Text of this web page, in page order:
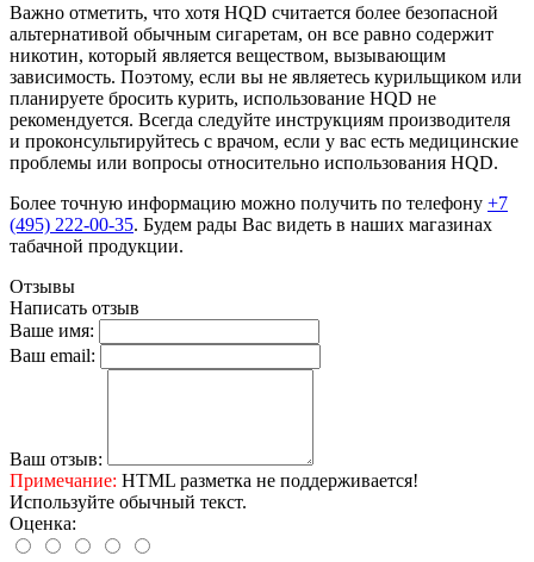
Важно отметить, что хотя HQD считается более безопасной
альтернативой обычным сигаретам, он все равно содержит
никотин, который является веществом, вызывающим
зависимость. Поэтому, если вы не являетесь курильщиком или
планируете бросить курить, использование HQD не
рекомендуется. Всегда следуйте инструкциям производителя
и проконсультируйтесь с врачом, если у вас есть медицинские
проблемы или вопросы относительно использования HQD.
Более точную информацию можно получить по телефону +7
(495) 222-00-35. Будем рады Вас видеть в наших магазинах
табачной продукции.
Отзывы
Написать отзыв
Ваше имя:
Ваш email:
Ваш отзыв:
Примечание: HTML разметка не поддерживается!
Используйте обычный текст.
Оценка: